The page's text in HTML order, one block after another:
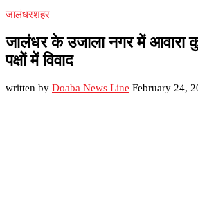
जालंधरशहर
जालंधर के उजाला नगर में आवारा
पक्षों में विवाद
written by Doaba News Line February 24,